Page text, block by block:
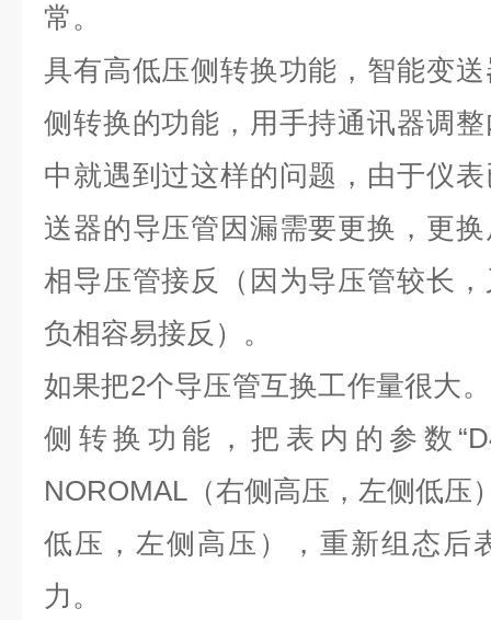
常。
具有高低压侧转换功能，智能变
侧转换的功能，用手持通讯器调
中就遇到过这样的问题，由于仪
送器的导压管因漏需要更换，更
相导压管接反（因为导压管较长
负相容易接反）。
如果把2个导压管互换工作量很大
侧转换功能，把表内的参数
NOROMAL（右侧高压，左侧低压
低压，左侧高压），重新组态后
力。